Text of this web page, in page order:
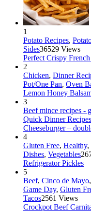
1
Potato Recipes,
Sides36529 Views
Perfect Crispy
2
Chicken, Dinner
Pot/One Pan, Oven
Lemon Honey
3
Beef mince recipes -
Quick Dinner Recipes
Cheeseburger –
4
Gluten Free, Healthy,
Dishes, Vegetables
Refrigerator Pickles
5
Beef, Cinco de Mayo,
Game Day, Gluten
Tacos2561 Views
Crockpot Beef